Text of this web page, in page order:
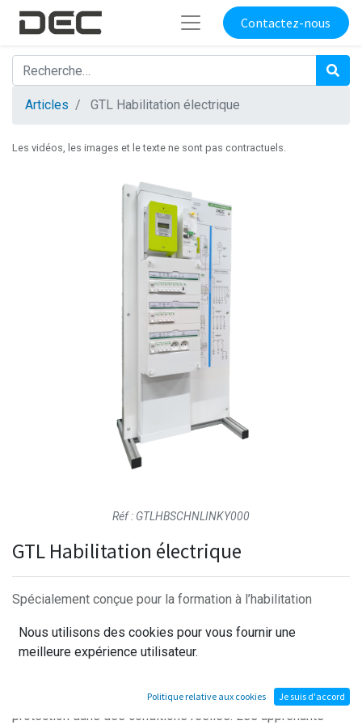
Contactez-nous
Articles GTL Habilitation électrique
Les vidéos, les images et le texte ne sont pas contractuels.
Réf : GTLHBSCHNLINKY000
GTL Habilitation électrique
Spécialement conçue pour la formation à l’habilitation
maquette GTL permet de travailler sur des opérations de
câblage, raccordement et maintenance des installations
sécurité (consignation, VAT) et d’utiliser les dispositifs de
protection dans des conditions réelles. Les apprenants
Nous utilisons des cookies pour vous fournir une
meilleure expérience utilisateur.
Politique relative aux cookies Je suis d'accord